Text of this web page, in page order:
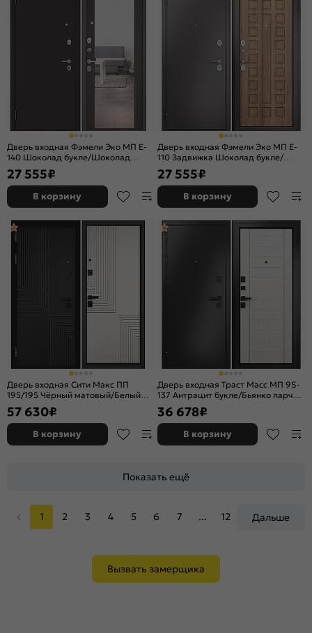
Дверь входная Фэмели Эко МП E-
140 Шоколад букле/Шоколад
ларче, с зеркалом, 2 замка
27 555₽
В корзину
Дверь входная Фэмели Эко МП E-
110 Задвижка Шоколад букле/
Карамель, 2 замка, с ночной
задвижкой
27 555₽
В корзину
Дверь входная Сити Макс ПП
195/195 Чёрный матовый/Белый
софт, 2 замка, с ночной задвижкой
57 630₽
В корзину
Дверь входная Траст Масс МП 9S-
137 Антрацит букле/Бьянко ларче,
2 замка, с ночной задвижкой
36 678₽
В корзину
Показать ещё
1 2 3 4 5 6 7 ... 12 Дальше
Вызвать замерщика